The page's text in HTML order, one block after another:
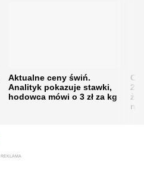
Aktualne ceny świń.
Analityk pokazuje stawki,
hodowca mówi o 3 zł za kg
REKLAMA